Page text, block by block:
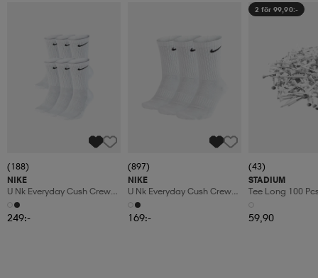
(188)
NIKE
U Nk Everyday Cush Crew
6pr-Bd
249:-
(897)
NIKE
U Nk Everyday Cush Crew
3pr
169:-
2 för 99,90:-
(43)
STADIUM
Tee Long 100
59,90